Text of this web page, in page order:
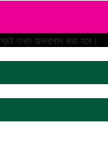
তথ্য হালনাগাদ করা হবে।